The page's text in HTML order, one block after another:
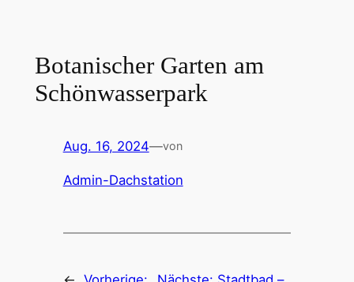
springenBotanischer Garten am
Schönwasserpark
Aug. 16, 2024—von
Admin-Dachstation